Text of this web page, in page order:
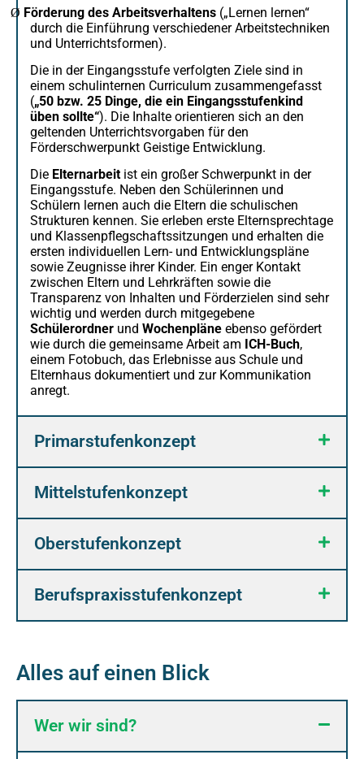
Ø Förderung des Arbeitsverhaltens („Lernen lernen“
durch die Einführung verschiedener Arbeitstechniken
und Unterrichtsformen).
Die in der Eingangsstufe verfolgten Ziele sind in
einem schulinternen Curriculum zusammengefasst
(„50 bzw. 25 Dinge, die ein Eingangsstufenkind
üben sollte“). Die Inhalte orientieren sich an den
geltenden Unterrichtsvorgaben für den
Förderschwerpunkt Geistige Entwicklung.
Die Elternarbeit ist ein großer Schwerpunkt in der
Eingangsstufe. Neben den Schülerinnen und
Schülern lernen auch die Eltern die schulischen
Strukturen kennen. Sie erleben erste Elternsprechtage
und Klassenpflegschaftssitzungen und erhalten die
ersten individuellen Lern- und Entwicklungspläne
sowie Zeugnisse ihrer Kinder. Ein enger Kontakt
zwischen Eltern und Lehrkräften sowie die
Transparenz von Inhalten und Förderzielen sind sehr
wichtig und werden durch mitgegebene
Schülerordner und Wochenpläne ebenso gefördert
wie durch die gemeinsame Arbeit am ICH-Buch,
einem Fotobuch, das Erlebnisse aus Schule und
Elternhaus dokumentiert und zur Kommunikation
anregt.
Primarstufenkonzept
Mittelstufenkonzept
Oberstufenkonzept
Berufspraxisstufenkonzept
Alles auf einen Blick
Wer wir sind?